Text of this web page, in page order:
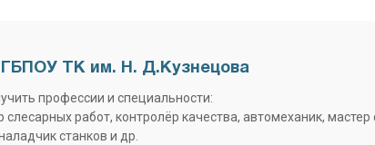
ТК им. Н. Д.Кузнецова
профессии и специальности:
слесарных работ, контролёр качества, автомеханик,
станков и др.